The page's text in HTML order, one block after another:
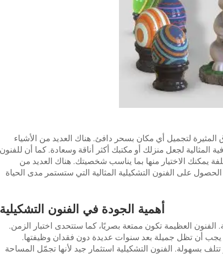
لتجميل أي مكان بسحر دافئ. هناك العديد من الأشياء
المثالية لجعل منزلك أو مكتبك أكثر أناقة وسعادة. كما أن للفنون
يمكنك الاختيار منها بما يناسب شخصيتك. هناك العديد من
على الفنون التشكيلية المثالية التي ستستمر مدى الحياة
أهمية الجودة في الفنون التشكيلية
الفنون العظيمة تكون ممتعة بصريًا، كما ستتحدى اختبار الزمن.
أن تظل جميلة بعد سنوات عديدة دون فقدان وظيفتها.
بسهولة. الفنون التشكيلية استثمار جيد لأنها تجمّل المساحة